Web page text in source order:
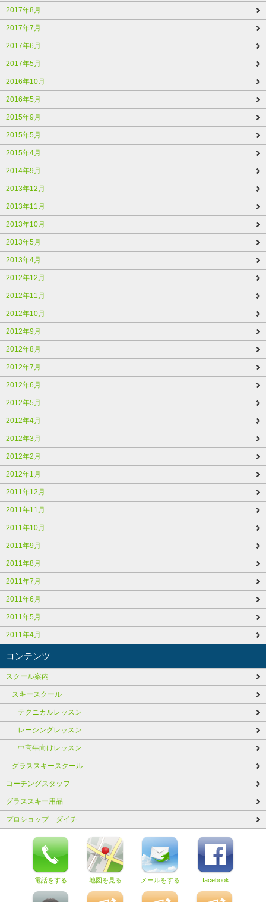
2017年8月
2017年7月
2017年6月
2017年5月
2016年10月
2016年5月
2015年9月
2015年5月
2015年4月
2014年9月
2013年12月
2013年11月
2013年10月
2013年5月
2013年4月
2012年12月
2012年11月
2012年10月
2012年9月
2012年8月
2012年7月
2012年6月
2012年5月
2012年4月
2012年3月
2012年2月
2012年1月
2011年12月
2011年11月
2011年10月
2011年9月
2011年8月
2011年7月
2011年6月
2011年5月
2011年4月
コンテンツ
スクール案内
スキースクール
テクニカルレッスン
レーシングレッスン
中高年向けレッスン
グラススキースクール
コーチングスタッフ
グラススキー用品
プロショップ ダイチ
電話をする 地図を見る メールをする facebook